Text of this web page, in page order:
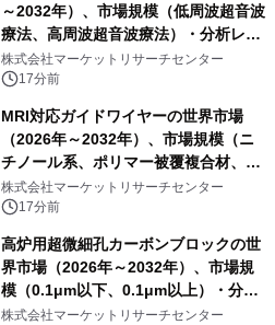
～2032年）、市場規模（低周波超音波
療法、高周波超音波療法）・分析レポ
ートを発表
株式会社マーケットリサーチセンター
17分前
MRI対応ガイドワイヤーの世界市場
（2026年～2032年）、市場規模（ニ
チノール系、ポリマー被覆複合材、そ
の他）・分析レポートを発表
株式会社マーケットリサーチセンター
17分前
高炉用超微細孔カーボンブロックの世
界市場（2026年～2032年）、市場規
模（0.1μm以下、0.1μm以上）・分析
レポートを発表
株式会社マーケットリサーチセンター